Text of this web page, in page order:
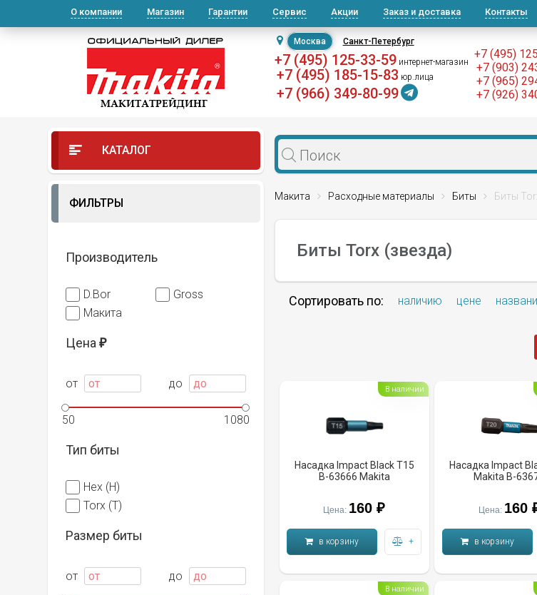
О компании Магазин Гарантии Сервис Акции Заказ и доставка Контакты
Москва Санкт-Петербург
+7 (495) 125-33-59интернет-магазин
+7 (495) 185-15-83 юр.лица
+7 (966) 349-80-99
+7 (495)
+7 (903)
+7 (965)
+7 (926)
КАТАЛОГ
ФИЛЬТРЫ
Производитель
D.Bor
Gross
Макита
Цена₽
от до
1080
50
Тип биты
Hex (H)
Torx (T)
Размер биты
от до
Макита Расходные материалы Биты Биты
Биты Torx (звезда)
Сортировать по: наличию цене
Насадка Impact Black T15
B-63666 Makita
Цена: 160 ₽
в корзину +
В наличии
Насадка Impact
Makita B-
Цена: 160
в корзину
В наличии